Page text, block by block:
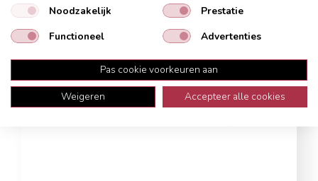
Noodzakelijk
Prestatie
Functioneel
Advertenties
Pas cookie voorkeuren aan
Weigeren
Accepteer alle cookies